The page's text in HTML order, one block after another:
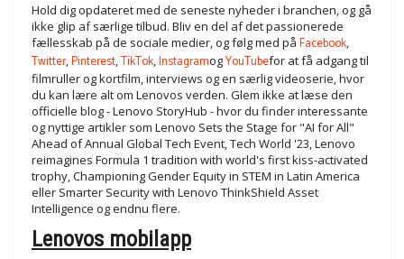
Hold dig opdateret med de seneste nyheder i branchen, og gå
ikke glip af særlige tilbud. Bliv en del af det passionerede
fællesskab på de sociale medier, og følg med på Facebook,
Twitter,Pinterest,TikTok,InstagramogYouTubefor at få adgang til
filmruller og kortfilm, interviews og en særlig videoserie, hvor
du kan lære alt om Lenovos verden. Glem ikke at læse den
officielle blog - Lenovo StoryHub - hvor du finder interessante
og nyttige artikler som Lenovo Sets the Stage for "AI for All"
Ahead of Annual Global Tech Event, Tech World '23, Lenovo
reimagines Formula 1 tradition with world's first kiss-activated
trophy, Championing Gender Equity in STEM in Latin America
eller Smarter Security with Lenovo ThinkShield Asset
Intelligence og endnu flere.
Lenovos mobilapp